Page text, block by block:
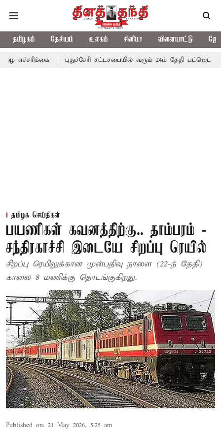
தமிழகம் தேசியம் உலகம் சினிமா விளையாட்டு
புதுச்சேரி சட்டசபையில் வரும் 24ம் தேதி பட்ஜெட் தாக்கல்
தமிழக செய்திகள்
பயணிகள் கவனத்திற்கு.. தாம்பரம் -
சந்திரகாச்சி இடையே சிறப்பு ரெயில்
சிறப்பு ரெயிலுக்கான முன்பதிவு நாளை (22-ந் தேதி)
காலை 8 மணிக்கு தொடங்குகிறது.
Published on: 21 May 2026, 5:25 am